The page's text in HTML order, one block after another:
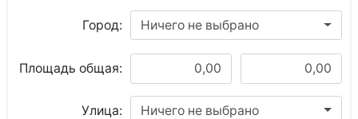
Город: Ничего не выбрано
Площадь общая:
Улица: Ничего не выбрано